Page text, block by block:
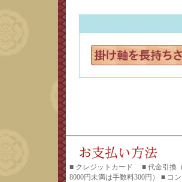
■ クレジットカード ■ 代金引換
8000円未満は手数料300円） ■ コ